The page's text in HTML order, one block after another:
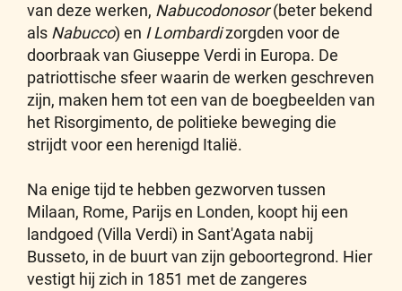
van deze werken, Nabucodonosor(beter bekend
als Nabucco) en I Lombardizorgden voor de
doorbraak van Giuseppe Verdi in Europa. De
patriottische sfeer waarin de werken geschreven
zijn, maken hem tot een van de boegbeelden van
het Risorgimento, de politieke beweging die
strijdt voor een herenigd Italië.
Na enige tijd te hebben gezworven tussen
Milaan, Rome, Parijs en Londen, koopt hij een
landgoed (Villa Verdi) in Sant'Agata nabij
Busseto, in de buurt van zijn geboortegrond. Hier
vestigt hij zich in 1851 met de zangeres